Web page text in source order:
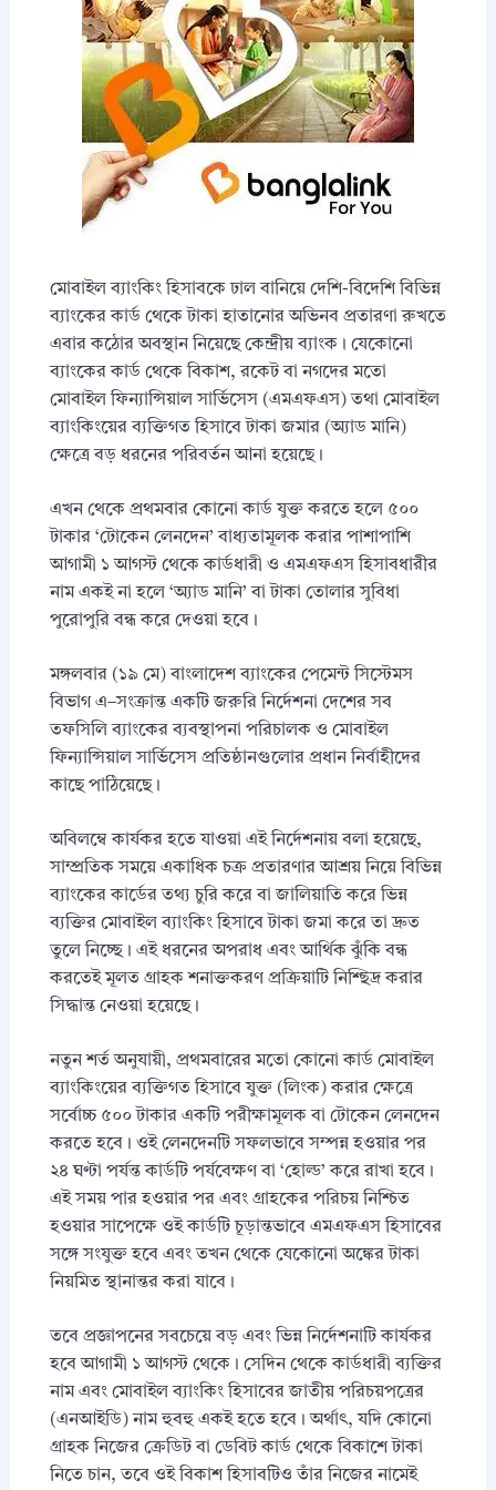
মোবাইল ব্যাংকিং হিসাবকে ঢাল বানিয়ে দেশি-বিদেশি বিভিন্ন
ব্যাংকের কার্ড থেকে টাকা হাতানোর অভিনব প্রতারণা রুখতে
এবার কঠোর অবস্থান নিয়েছে কেন্দ্রীয় ব্যাংক। যেকোনো
ব্যাংকের কার্ড থেকে বিকাশ, রকেট বা নগদের মতো
মোবাইল ফিন্যান্সিয়াল সার্ভিসেস (এমএফএস) তথা মোবাইল
ব্যাংকিংয়ের ব্যক্তিগত হিসাবে টাকা জমার (অ্যাড মানি)
ক্ষেত্রে বড় ধরনের পরিবর্তন আনা হয়েছে।
এখন থেকে প্রথমবার কোনো কার্ড যুক্ত করতে হলে ৫০০
টাকার ‘টোকেন লেনদেন’ বাধ্যতামূলক করার পাশাপাশি
আগামী ১ আগস্ট থেকে কার্ডধারী ও এমএফএস হিসাবধারীর
নাম একই না হলে ‘অ্যাড মানি’ বা টাকা তোলার সুবিধা
পুরোপুরি বন্ধ করে দেওয়া হবে।
মঙ্গলবার (১৯ মে) বাংলাদেশ ব্যাংকের পেমেন্ট সিস্টেমস
বিভাগ এ–সংক্রান্ত একটি জরুরি নির্দেশনা দেশের সব
তফসিলি ব্যাংকের ব্যবস্থাপনা পরিচালক ও মোবাইল
ফিন্যান্সিয়াল সার্ভিসেস প্রতিষ্ঠানগুলোর প্রধান নির্বাহীদের
কাছে পাঠিয়েছে।
অবিলম্বে কার্যকর হতে যাওয়া এই নির্দেশনায় বলা হয়েছে,
সাম্প্রতিক সময়ে একাধিক চক্র প্রতারণার আশ্রয় নিয়ে বিভিন্ন
ব্যাংকের কার্ডের তথ্য চুরি করে বা জালিয়াতি করে ভিন্ন
ব্যক্তির মোবাইল ব্যাংকিং হিসাবে টাকা জমা করে তা দ্রুত
তুলে নিচ্ছে। এই ধরনের অপরাধ এবং আর্থিক ঝুঁকি বন্ধ
করতেই মূলত গ্রাহক শনাক্তকরণ প্রক্রিয়াটি নিশ্ছিদ্র করার
সিদ্ধান্ত নেওয়া হয়েছে।
নতুন শর্ত অনুযায়ী, প্রথমবারের মতো কোনো কার্ড মোবাইল
ব্যাংকিংয়ের ব্যক্তিগত হিসাবে যুক্ত (লিংক) করার ক্ষেত্রে
সর্বোচ্চ ৫০০ টাকার একটি পরীক্ষামূলক বা টোকেন লেনদেন
করতে হবে। ওই লেনদেনটি সফলভাবে সম্পন্ন হওয়ার পর
২৪ ঘণ্টা পর্যন্ত কার্ডটি পর্যবেক্ষণ বা ‘হোল্ড’ করে রাখা হবে।
এই সময় পার হওয়ার পর এবং গ্রাহকের পরিচয় নিশ্চিত
হওয়ার সাপেক্ষে ওই কার্ডটি চূড়ান্তভাবে এমএফএস হিসাবের
সঙ্গে সংযুক্ত হবে এবং তখন থেকে যেকোনো অঙ্কের টাকা
নিয়মিত স্থানান্তর করা যাবে।
তবে প্রজ্ঞাপনের সবচেয়ে বড় এবং ভিন্ন নির্দেশনাটি কার্যকর
হবে আগামী ১ আগস্ট থেকে। সেদিন থেকে কার্ডধারী ব্যক্তির
নাম এবং মোবাইল ব্যাংকিং হিসাবের জাতীয় পরিচয়পত্রের
(এনআইডি) নাম হুবহু একই হতে হবে। অর্থাৎ, যদি কোনো
গ্রাহক নিজের ক্রেডিট বা ডেবিট কার্ড থেকে বিকাশে টাকা
নিতে চান, তবে ওই বিকাশ হিসাবটিও তাঁর নিজের নামেই